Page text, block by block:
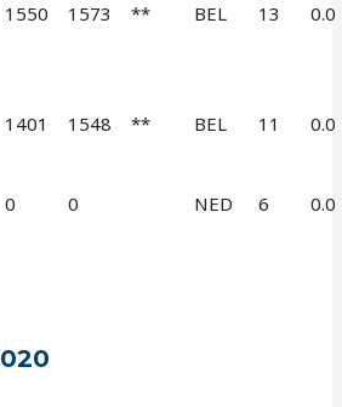
1550 1573 ** BEL 13 0.0
1401 1548 ** BEL 11 0.0
0 0 NED 6 0.0